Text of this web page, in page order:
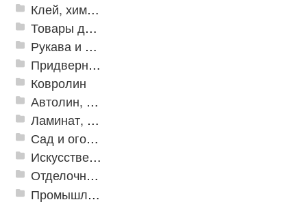
Клей, химия, сопутствующие товары
Товары для дома
Рукава и шланги промышленные
Придверные решетки
Ковролин
Автолин, Транслин, Линолеум
Ламинат, Кварцвиниловая плитка SPC
Сад и огород
Искусственная трава
Отделочные профили
Промышленный текстиль